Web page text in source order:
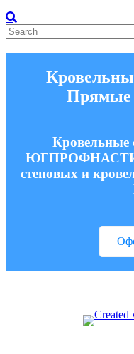
Прямые
Кровельные
ЮГПРОФНАСТИЛ
стеновых и